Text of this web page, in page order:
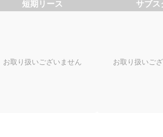
短期リース
お取り扱いございません
サブス
お取り扱いご